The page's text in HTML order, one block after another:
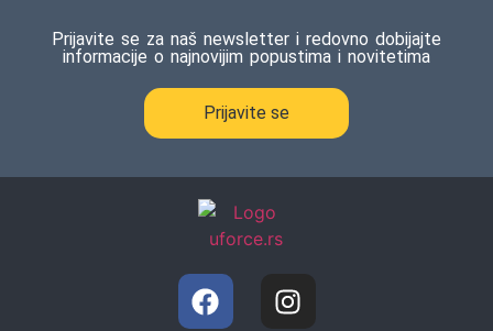
Prijavite se za naš newsletter i redovno dobijajte
informacije o najnovijim popustima i novitetima
Prijavite se